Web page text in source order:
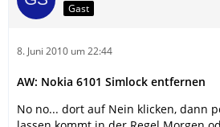
Gast
8. Juni 2010 um 22:44
AW: Nokia 6101 Simlock entfernen
No no... dort auf Nein klicken, dann